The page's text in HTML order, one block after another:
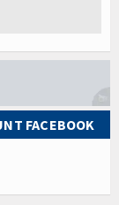
FACEBOOK